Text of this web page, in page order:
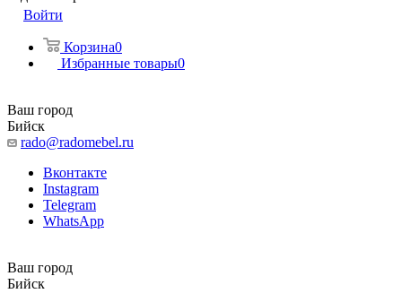
Войти
Корзина0
Избранные товары0
Ваш город
Бийск
rado@radomebel.ru
Вконтакте
Instagram
Telegram
WhatsApp
Ваш город
Бийск